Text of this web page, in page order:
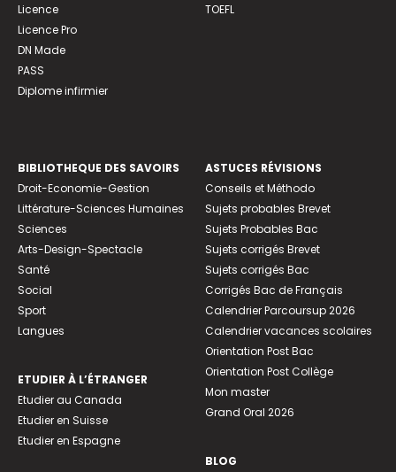
Licence
Licence Pro
DN Made
PASS
Diplome infirmier
TOEFL
BIBLIOTHEQUE DES SAVOIRS
Droit-Economie-Gestion
Littérature-Sciences Humaines
Sciences
Arts-Design-Spectacle
Santé
Social
Sport
Langues
ETUDIER À L’ÉTRANGER
Etudier au Canada
Etudier en Suisse
Etudier en Espagne
ASTUCES RÉVISIONS
Conseils et Méthodo
Sujets probables Brevet
Sujets Probables Bac
Sujets corrigés Brevet
Sujets corrigés Bac
Corrigés Bac de Français
Calendrier Parcoursup 2026
Calendrier vacances scolaires
Orientation Post Bac
Orientation Post Collège
Mon master
Grand Oral 2026
BLOG